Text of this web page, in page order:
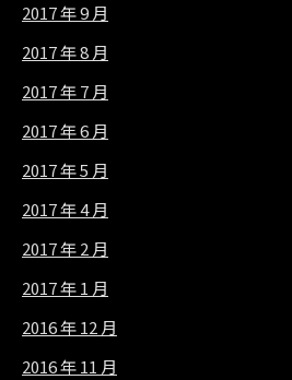
2017 年 9 月
2017 年 8 月
2017 年 7 月
2017 年 6 月
2017 年 5 月
2017 年 4 月
2017 年 2 月
2017 年 1 月
2016 年 12 月
2016 年 11 月